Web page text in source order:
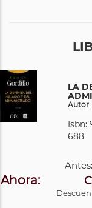
LA
Autor:
Isbn:
688
Antes:
Ahora: